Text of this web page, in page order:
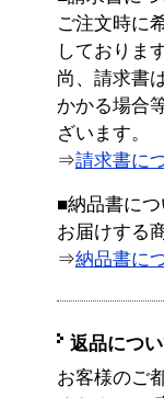
ご注文時に
しております
尚、請求書
かかる場合
ざいます。
⇒請求書に
■納品書につ
お届けする
⇒納品書に
返品につ
お客様のご